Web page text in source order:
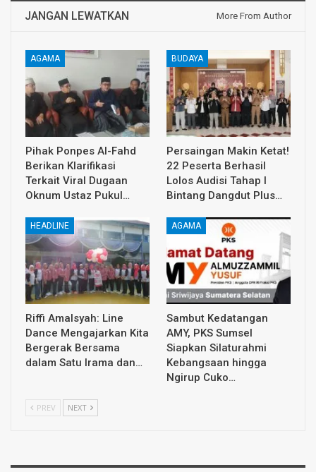
JANGAN LEWATKAN More From Author
AGAMA
Pihak Ponpes Al-Fahd
Berikan Klarifikasi
Terkait Viral Dugaan
Oknum Ustaz Pukul…
BUDAYA
Persaingan Makin Ketat!
22 Peserta Berhasil
Lolos Audisi Tahap I
Bintang Dangdut Plus…
HEADLINE
Riffi Amalsyah: Line
Dance Mengajarkan Kita
Bergerak Bersama
dalam Satu Irama dan…
AGAMA
Sambut Kedatangan
AMY, PKS Sumsel
Siapkan Silaturahmi
Kebangsaan hingga
Ngirup Cuko…
PREV NEXT